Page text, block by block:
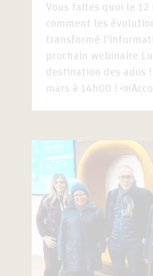
Vous faites quoi le 12
comment les
transformé
prochain webinaire
destination des ados
mars à 14h00 !